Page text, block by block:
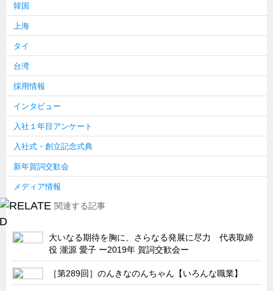
韓国
上海
タイ
台湾
採用情報
インタビュー
入社１年目アンケート
入社式・創立記念式典
新年賀詞交歓会
メディア情報
関連する記事
大いなる期待を胸に、さらなる発展に尽力 代表取締
役 瀧源 愛子 ー2019年 賀詞交歓会ー
［第289回］のんきなのんちゃん【いろんな職業】